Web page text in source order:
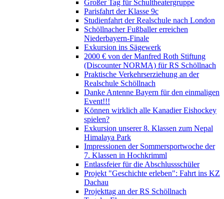
Großer Tag für Schultheatergruppe
Parisfahrt der Klasse 9c
Studienfahrt der Realschule nach London
Schöllnacher Fußballer erreichen
Niederbayern-Finale
Exkursion ins Sägewerk
2000 € von der Manfred Roth Stiftung
(Discounter NORMA) für RS Schöllnach
Praktische Verkehrserziehung an der
Realschule Schöllnach
Danke Antenne Bayern für den einmaligen
Event!!!
Können wirklich alle Kanadier Eishockey
spielen?
Exkursion unserer 8. Klassen zum Nepal
Himalaya Park
Impressionen der Sommersportwoche der
7. Klassen in Hochkrimml
Entlassfeier für die Abschlussschüler
Projekt "Geschichte erleben": Fahrt ins KZ
Dachau
Projekttag an der RS Schöllnach